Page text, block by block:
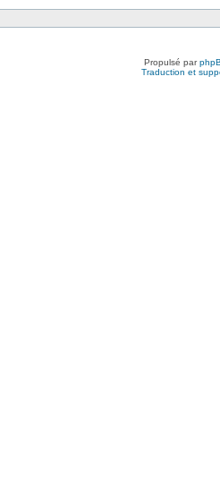
Propulsé par
Traduction et